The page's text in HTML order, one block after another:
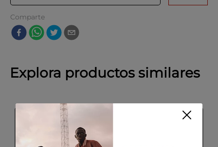
Comparte
Explora productos similares